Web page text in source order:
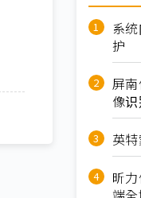
系
护
屏
像
英
昕